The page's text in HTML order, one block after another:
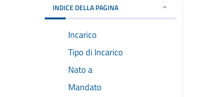
INDICE DELLA PAGINA
Incarico
Tipo di Incarico
Nato a
Mandato